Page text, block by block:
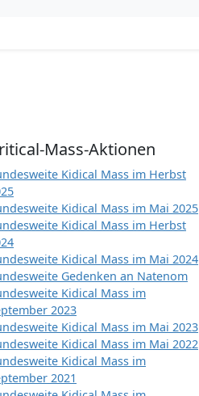
Mass-Aktionen
Kidical Mass im Herbst
Kidical Mass im Mai 2025
Kidical Mass im Herbst
Kidical Mass im Mai 2024
Gedenken an Natenom
Kidical Mass im
2023
Kidical Mass im Mai 2023
Kidical Mass im Mai 2022
Kidical Mass im
2021